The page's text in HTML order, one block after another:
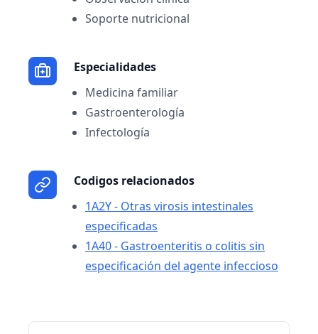
Soporte nutricional
Especialidades
Medicina familiar
Gastroenterología
Infectología
Codigos relacionados
1A2Y - Otras virosis intestinales
especificadas
1A40 - Gastroenteritis o colitis sin
especificación del agente infeccioso